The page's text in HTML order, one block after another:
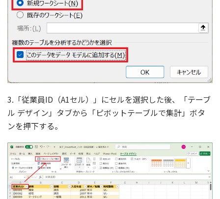
3.「従業員ID（A1セル）」にセルを選択した後、「テーブ
ル デザイン」タブから「ピボットテーブルで集計」ボタ
ンを押下する。